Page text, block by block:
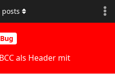
Bug
als Header mit
posts